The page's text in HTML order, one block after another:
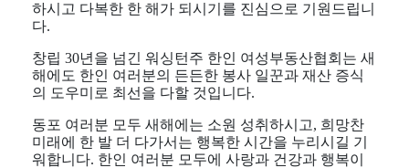
하시고 다복한 한 해가 되시기를 진심으로 기원드립니
다.
창립 30년을 넘긴 워싱턴주 한인 여성부동산협회는 새
해에도 한인 여러분의 든든한 봉사 일꾼과 재산 증식
의 도우미로 최선을 다할 것입니다.
동포 여러분 모두 새해에는 소원 성취하시고, 희망찬
미래에 한 발 더 다가서는 행복한 시간을 누리시길 기
워합니다. 한인 여러분 모두에 사랑과 건강과 행복이